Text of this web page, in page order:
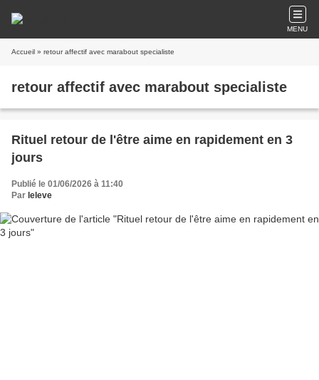
MENU
Accueil » retour affectif avec marabout specialiste
retour affectif avec marabout specialiste
Rituel retour de l'être aime en rapidement en 3
jours
Publié le 01/06/2026 à 11:40
Par leleve